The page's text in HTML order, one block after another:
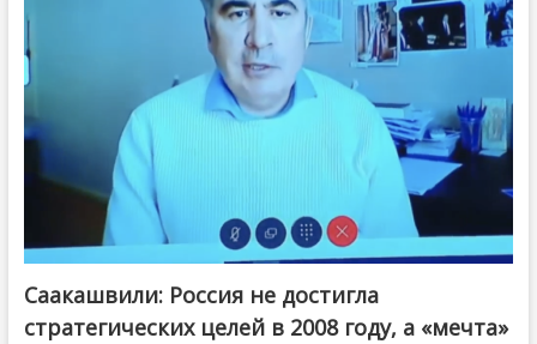
Саакашвили: Россия не достигла
стратегических целей в 2008 году, а «мечта»